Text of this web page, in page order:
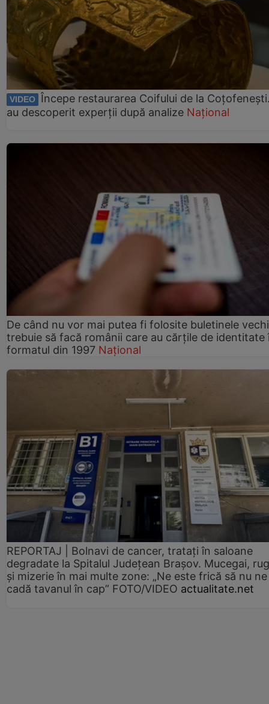
VIDEO
Începe restaurarea Coifului de la
au descoperit experții după analize Național
De când nu vor mai putea fi folosite buletinele
trebuie să facă românii care au cărțile de identitate
formatul din 1997 Național
REPORTAJ | Bolnavi de cancer, tratați în saloane
degradate la Spitalul Județean Brașov. Mucegai,
și mizerie în mai multe zone: „Ne este frică să nu ne
cadă tavanul în cap” FOTO/VIDEO actualitate.net